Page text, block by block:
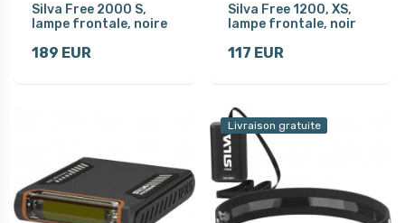
Silva Free 2000 S,
lampe frontale, noire
189 EUR
Silva Free 1200, XS,
lampe frontale, noir
117 EUR
Livraison gratuite